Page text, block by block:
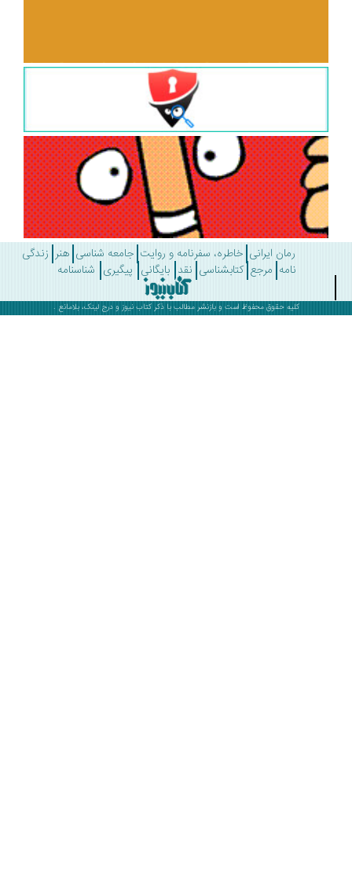
رمان ایرانی خاطره، سفرنامه و روایت جامعه شناسی هنر زندگی
مرجع کتابشناسی نقد بایگانی پیگیری شناسنامه
کلیه حقوق محفوظ است و بازنشر مطالب با ذکرکتاب نیوز و درج لینک، بلامانع .